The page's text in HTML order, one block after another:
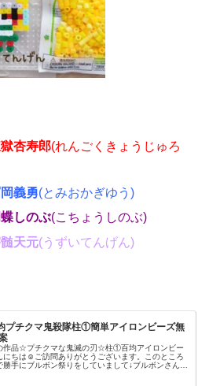
杏寿郎(れんごくきょうじゅろ
義勇(とみおかぎゆう)
しのぶ(こちょうしのぶ)
天元(うずいてんげん)
プチクマ鬼殺隊柱①簡単アイロンビーズ無
作品☆プチクマな鬼滅の刃☆柱①百均アイロンビー
にちは☺ご訪問ありがとうございます。このところ
勝手にブルボン祭りをしていまして↓ブルボンさんの